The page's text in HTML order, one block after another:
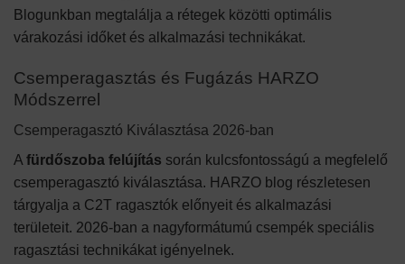
Blogunkban megtalálja a rétegek közötti optimális
várakozási időket és alkalmazási technikákat.
Csemperagasztás és Fugázás HARZO
Módszerrel
Csemperagasztó Kiválasztása 2026-ban
A fürdőszoba felújítás során kulcsfontosságú a megfelelő
csemperagasztó kiválasztása. HARZO blog részletesen
tárgyalja a C2T ragasztók előnyeit és alkalmazási
területeit. 2026-ban a nagyformátumú csempék speciális
ragasztási technikákat igényelnek.